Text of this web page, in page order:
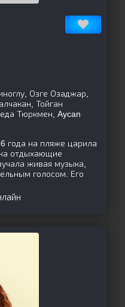
Озге Озаджар,
Тойган
Тюркмен, Aycan
года на пляже царила
отдыхающие
живая музыка,
голосом. Его